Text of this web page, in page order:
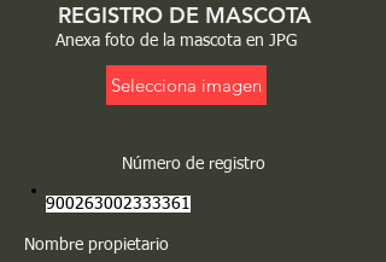
REGISTRO DE MASCOTA
Anexa foto de la mascota en JPG
Selecciona imagen
Número de registro
900263002333361
Nombre propietario